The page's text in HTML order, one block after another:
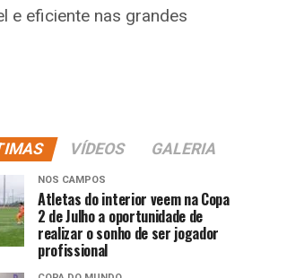
e eficiente nas grandes
VÍDEOS GALERIA
NOS CAMPOS
Atletas do interior veem na Copa
2 de Julho a oportunidade de
realizar o sonho de ser jogador
profissional